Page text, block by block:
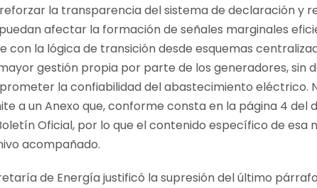
la transparencia del sistema de declaración y
afectar la formación de señales marginales
con la lógica de transición desde esquemas
gestión propia por parte de los generadores, sin
la confiabilidad del abastecimiento eléctrico.
a un Anexo que, conforme consta en la página 4 del
Oficial, por lo que el contenido específico de esa
acompañado.
de Energía justificó la supresión del último